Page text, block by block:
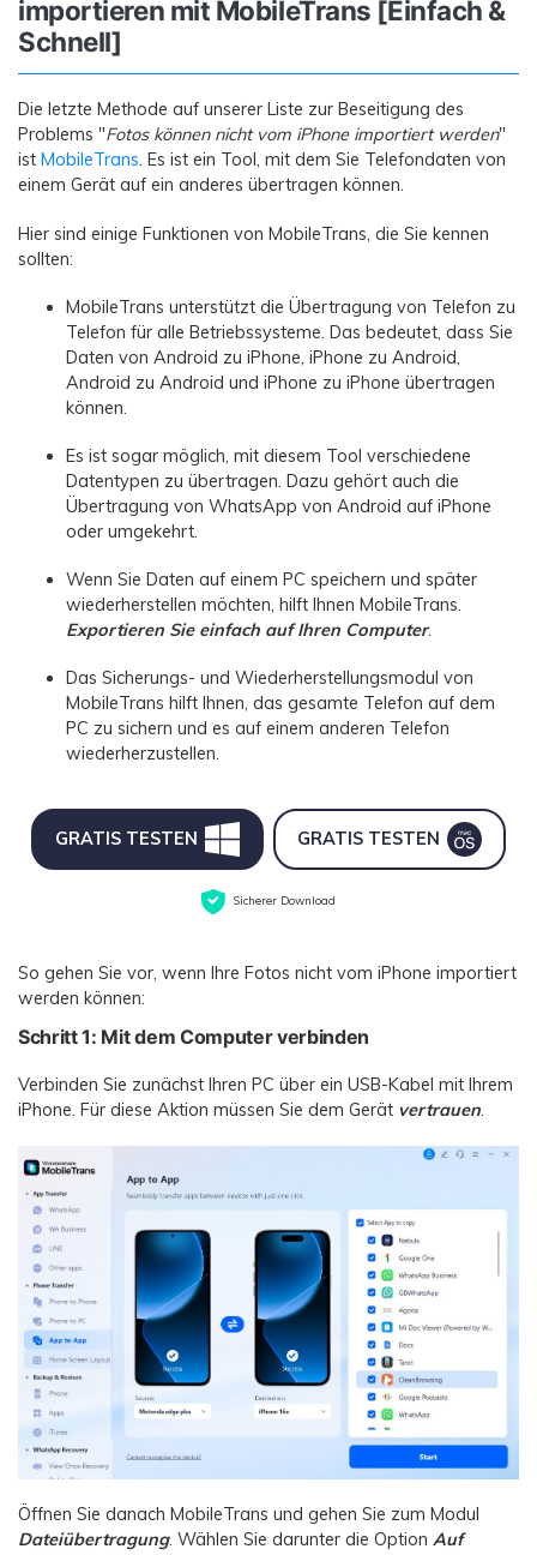
importieren mit MobileTrans [Einfach &
Schnell]
Die letzte Methode auf unserer Liste zur Beseitigung des
Problems "Fotos können nicht vom iPhone importiert werden"
ist MobileTrans. Es ist ein Tool, mit dem Sie Telefondaten von
einem Gerät auf ein anderes übertragen können.
Hier sind einige Funktionen von MobileTrans, die Sie kennen
sollten:
MobileTrans unterstützt die Übertragung von Telefon zu
Telefon für alle Betriebssysteme. Das bedeutet, dass Sie
Daten von Android zu iPhone, iPhone zu Android,
Android zu Android und iPhone zu iPhone übertragen
können.
Es ist sogar möglich, mit diesem Tool verschiedene
Datentypen zu übertragen. Dazu gehört auch die
Übertragung von WhatsApp von Android auf iPhone
oder umgekehrt.
Wenn Sie Daten auf einem PC speichern und später
wiederherstellen möchten, hilft Ihnen MobileTrans.
Exportieren Sie einfach auf Ihren Computer.
Das Sicherungs- und Wiederherstellungsmodul von
MobileTrans hilft Ihnen, das gesamte Telefon auf dem
PC zu sichern und es auf einem anderen Telefon
wiederherzustellen.
GRATIS TESTEN GRATIS TESTEN
Sicherer Download
So gehen Sie vor, wenn Ihre Fotos nicht vom iPhone importiert
werden können:
Schritt 1: Mit dem Computer verbinden
Verbinden Sie zunächst Ihren PC über ein USB-Kabel mit Ihrem
iPhone. Für diese Aktion müssen Sie dem Gerät vertrauen.
Öffnen Sie danach MobileTrans und gehen Sie zum Modul
Dateiübertragung. Wählen Sie darunter die Option Auf